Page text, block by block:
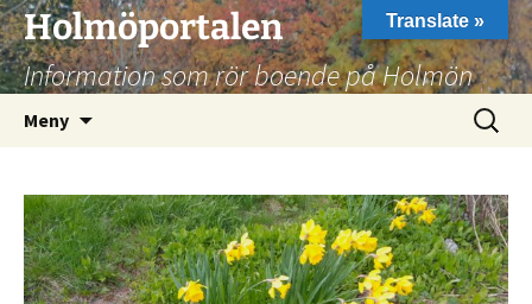
Hoppa
till
innehåll
Holmöportalen
Information som rör boende på Holmön
Meny
Sök
efter:
Translate »